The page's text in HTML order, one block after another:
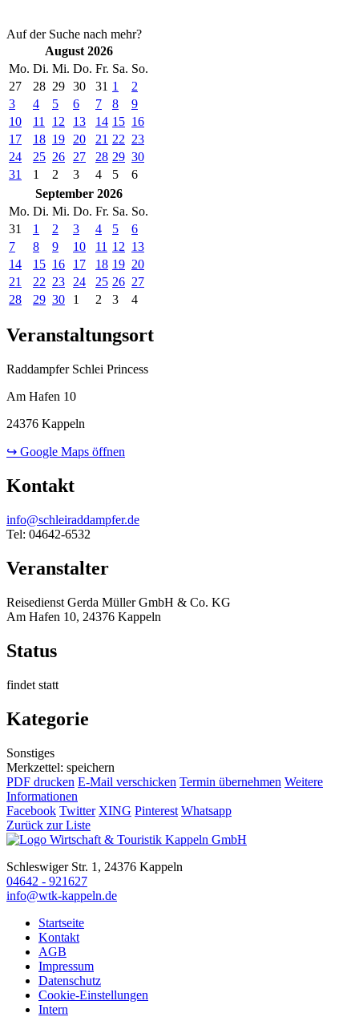
Auf der Suche nach mehr?
August 2026
Mo. Di. Mi. Do. Fr. Sa. So.
27
28 29 30 31 1
2
3
4 5 6 7 8
9
10
11 12 13 14 15 16
17
18 19 20 21 22 23
24
25 26 27 28 29 30
31
1 2 3 4 5
6
September 2026
Mo. Di. Mi. Do. Fr. Sa. So.
31
1 2 3 4 5
6
7
8 9 10 11 12 13
14
15 16 17 18 19 20
21
22 23 24 25 26 27
28
29 30 1 2 3 4
Veranstaltungsort
Raddampfer Schlei Princess
Am Hafen 10
24376 Kappeln
↪ Google Maps öffnen
Kontakt
info@schleiraddampfer.de
Tel: 04642-6532
Veranstalter
Reisedienst Gerda Müller GmbH & Co. KG
Am Hafen 10, 24376 Kappeln
Status
findet statt
Kategorie
Sonstiges
Merkzettel: speichern
PDF drucken E-Mail verschicken Termin übernehmen Weitere
Informationen
Facebook Twitter XING Pinterest Whatsapp
Zurück zur Liste
Schleswiger Str. 1, 24376 Kappeln
04642 - 921627
info@wtk-kappeln.de
Startseite
Kontakt
AGB
Impressum
Datenschutz
Cookie-Einstellungen
Intern